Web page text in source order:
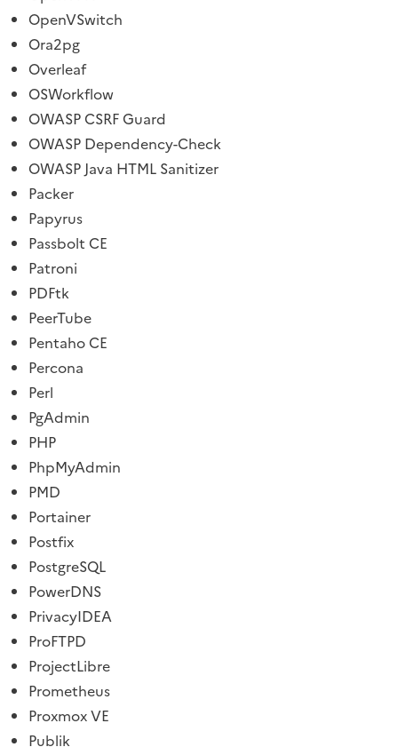
OpenVSwitch
Ora2pg
Overleaf
OSWorkflow
OWASP CSRF Guard
OWASP Dependency-Check
OWASP Java HTML Sanitizer
Packer
Papyrus
Passbolt CE
Patroni
PDFtk
PeerTube
Pentaho CE
Percona
Perl
PgAdmin
PHP
PhpMyAdmin
PMD
Portainer
Postfix
PostgreSQL
PowerDNS
PrivacyIDEA
ProFTPD
ProjectLibre
Prometheus
Proxmox VE
Publik